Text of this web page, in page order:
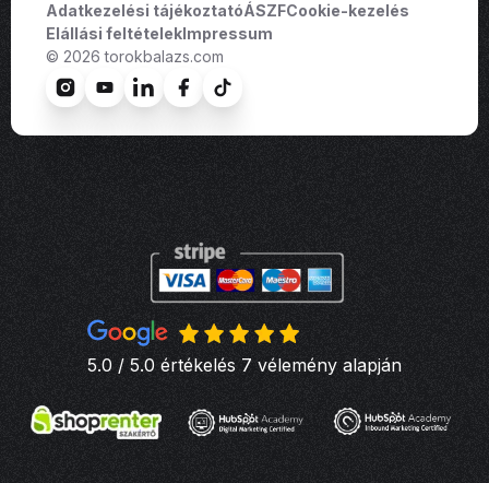
Adatkezelési tájékoztatóÁSZFCookie-kezelés
Elállási feltételekImpressum
© 2026 torokbalazs.com
5.0 / 5.0 értékelés 7 vélemény alapján